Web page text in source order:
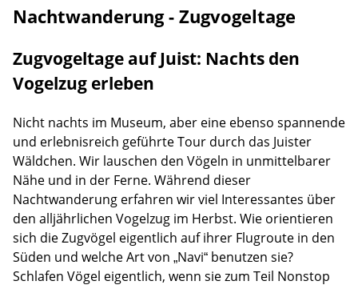
Nachtwanderung - Zugvogeltage
Zugvogeltage auf Juist: Nachts den
Vogelzug erleben
Nicht nachts im Museum, aber eine ebenso spannende
und erlebnisreich geführte Tour durch das Juister
Wäldchen. Wir lauschen den Vögeln in unmittelbarer
Nähe und in der Ferne. Während dieser
Nachtwanderung erfahren wir viel Interessantes über
den alljährlichen Vogelzug im Herbst. Wie orientieren
sich die Zugvögel eigentlich auf ihrer Flugroute in den
Süden und welche Art von „Navi“ benutzen sie?
Schlafen Vögel eigentlich, wenn sie zum Teil Nonstop